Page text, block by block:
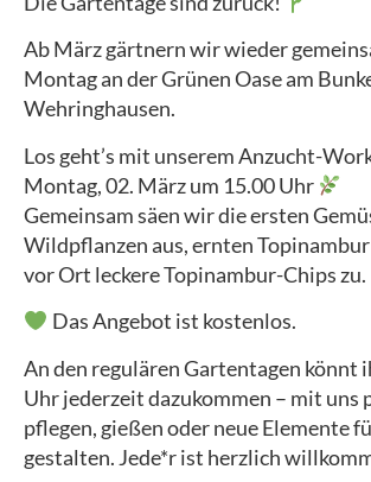
Ab März gärtnern wir wieder
Montag an der Grünen Oase am
Wehringhausen.
Los geht’s mit unserem Anzucht-
Montag, 02. März um 15.00 Uhr
Gemeinsam säen wir die ersten
Wildpflanzen aus, ernten
vor Ort leckere Topinambur-Chips zu.
Das Angebot ist kostenlos.
An den regulären Gartentagen könnt
Uhr jederzeit dazukommen – mit uns
pflegen, gießen oder neue Elemente
gestalten. Jede*r ist herzlich